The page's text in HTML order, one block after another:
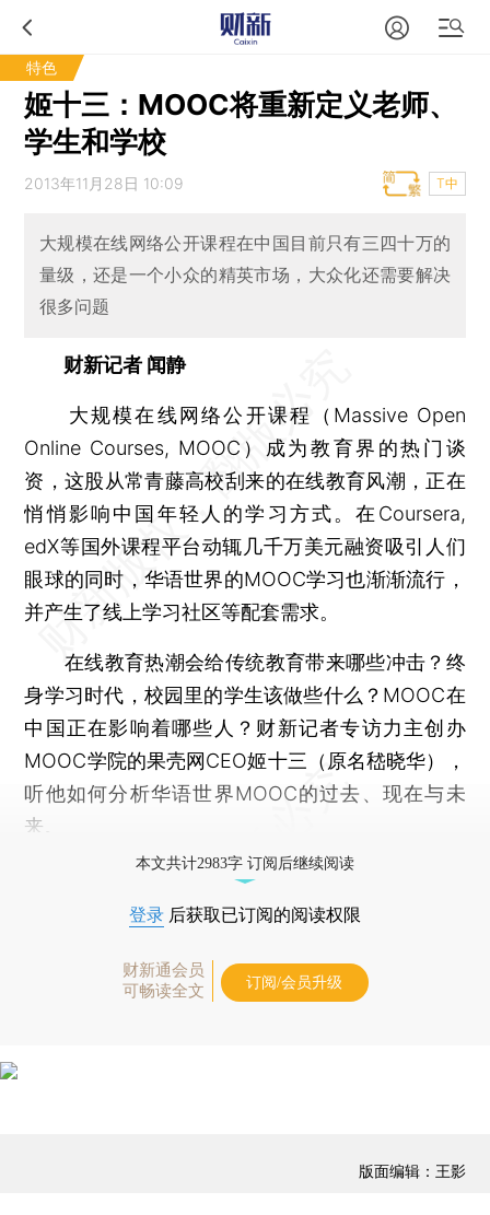
特色
姬十三：MOOC将重新定义老师、
学生和学校
2013年11月28日 10:09 T中
大规模在线网络公开课程在中国目前只有三四十万的
量级，还是一个小众的精英市场，大众化还需要解决
很多问题
财新记者 闻静
大规模在线网络公开课程（Massive Open
Online Courses, MOOC）成为教育界的热门谈
资，这股从常青藤高校刮来的在线教育风潮，正在
悄悄影响中国年轻人的学习方式。在Coursera,
edX等国外课程平台动辄几千万美元融资吸引人们
眼球的同时，华语世界的MOOC学习也渐渐流行，
并产生了线上学习社区等配套需求。
在线教育热潮会给传统教育带来哪些冲击？终
身学习时代，校园里的学生该做些什么？MOOC在
中国正在影响着哪些人？财新记者专访力主创办
MOOC学院的果壳网CEO姬十三（原名嵇晓华），
听他如何分析华语世界MOOC的过去、现在与未
来。
本文共计2983字 订阅后继续阅读
登录 后获取已订阅的阅读权限
财新通会员
可畅读全文
订阅/会员升级
版面编辑：王影